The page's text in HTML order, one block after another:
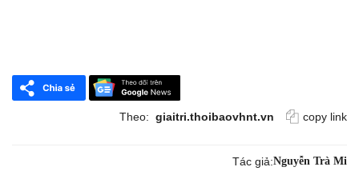
Theo: giaitri.thoibaovhnt.vn copy link
Tác giả:Nguyễn Trà Mi